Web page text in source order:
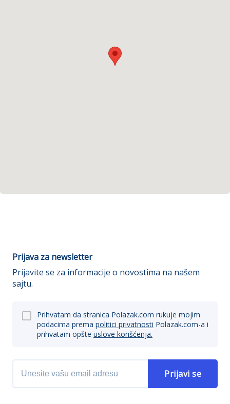
Prijava za newsletter
Prijavite se za informacije o novostima na našem
sajtu.
Prihvatam da stranica Polazak.com rukuje mojim
podacima prema politici privatnosti Polazak.com-a i
prihvatam opšte uslove korišćenja.
Prijavi se